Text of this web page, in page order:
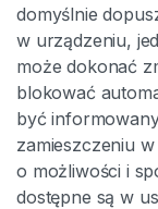
domyślnie
w urządzeniu,
może dokonać
blokować
być
zamieszczeniu
o możliwości i
dostępne są w